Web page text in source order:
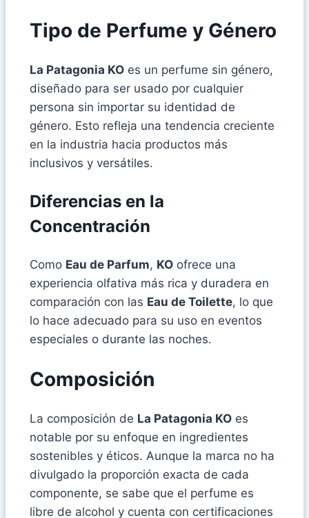
Tipo de Perfume y Género
La Patagonia KO es un perfume sin género,
diseñado para ser usado por cualquier
persona sin importar su identidad de
género. Esto refleja una tendencia creciente
en la industria hacia productos más
inclusivos y versátiles.
Diferencias en la
Concentración
Como Eau de Parfum, KO ofrece una
experiencia olfativa más rica y duradera en
comparación con las Eau de Toilette, lo que
lo hace adecuado para su uso en eventos
especiales o durante las noches.
Composición
La composición de La Patagonia KO es
notable por su enfoque en ingredientes
sostenibles y éticos. Aunque la marca no ha
divulgado la proporción exacta de cada
componente, se sabe que el perfume es
libre de alcohol y cuenta con certificaciones